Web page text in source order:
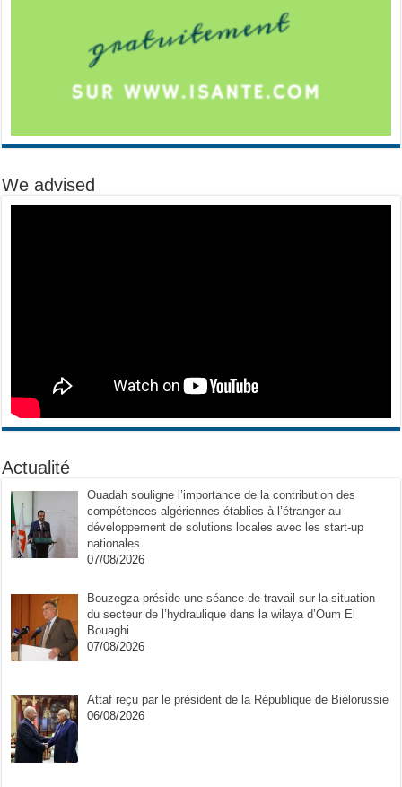
We advised
Actualité
Ouadah souligne l’importance de la contribution des
compétences algériennes établies à l’étranger au
développement de solutions locales avec les start-up
nationales
07/08/2026
Bouzegza préside une séance de travail sur la situation
du secteur de l’hydraulique dans la wilaya d’Oum El
Bouaghi
07/08/2026
Attaf reçu par le président de la République de Biélorussie
06/08/2026